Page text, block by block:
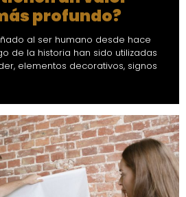
profundo?
al ser humano desde hace
de la historia han sido utilizadas
elementos decorativos, signos